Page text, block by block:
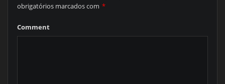
obrigatórios marcados com *
Comment